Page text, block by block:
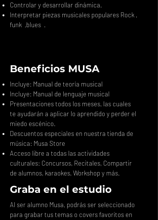
Controlar y desarrollar dinámica.
Interpretar piezas musicales populares Rock ,
funk ,blues .
Beneficios MUSA
Incluye: Manual de teoría musical
Incluye: Manual de lenguaje musical
Presentaciones todos los meses, las cuales
te ayudarán a aplicar lo aprendido y perder el
miedo escénico.
Descuentos especiales en nuestra tienda de
música: Musa Store
Acceso libre a todas las actividades
culturales: Concursos, Recitales, Compartir
de alumnos, karaokes, Workshop y más.
Graba en el estudio
Al ser alumno Musa, podrás ser seleccionado
para grabar tus temas o covers favoritos en